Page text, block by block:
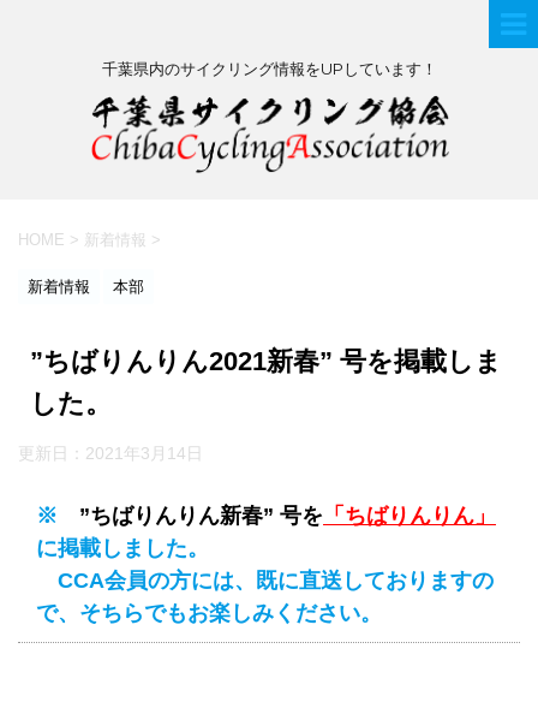
千葉県内のサイクリング情報をUPしています！
HOME > 新着情報 >
新着情報 本部
”ちばりんりん2021新春” 号を掲載しま
した。
更新日： 2021年3月14日
※ ”ちばりんりん新春” 号を 「 ちばりんりん 」
に掲載しました。
CCA会員の方には、既に直送しておりますの
で、そちらでもお楽しみください。